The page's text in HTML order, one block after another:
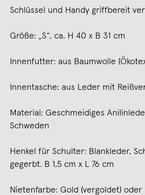
Schlüssel und Handy griffbereit
Größe: „S“, ca. H 40 x B 31 cm
Innenfutter: aus Baumwolle
Innentasche: aus Leder mit
Material: Geschmeidiges
Schweden
Henkel für Schulter: Blankleder,
gegerbt. B 1,5 cm x L 76 cm
Nietenfarbe: Gold (vergoldet) oder